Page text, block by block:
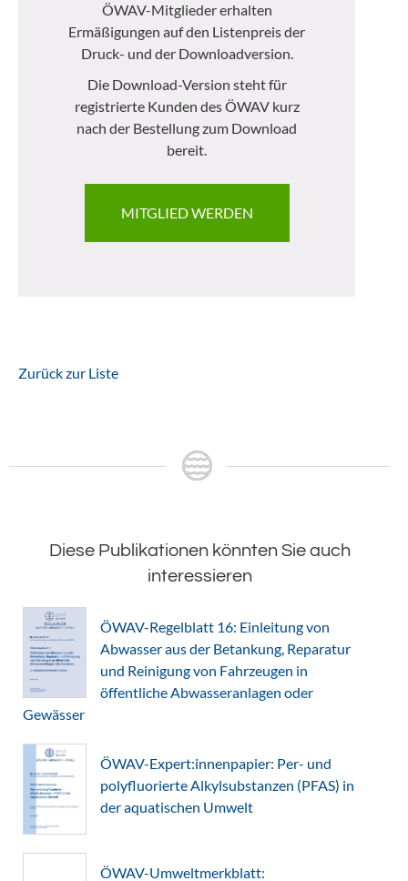
ÖWAV-Mitglieder erhalten
Ermäßigungen auf den Listenpreis der
Druck- und der Downloadversion.
Die Download-Version steht für
registrierte Kunden des ÖWAV kurz
nach der Bestellung zum Download
bereit.
MITGLIED WERDEN
Zurück zur Liste
Diese Publikationen könnten Sie auch
interessieren
ÖWAV-Regelblatt 16: Einleitung von
Abwasser aus der Betankung, Reparatur
und Reinigung von Fahrzeugen in
öffentliche Abwasseranlagen oder
Gewässer
ÖWAV-Expert:innenpapier: Per- und
polyfluorierte Alkylsubstanzen (PFAS) in
der aquatischen Umwelt
ÖWAV-Umweltmerkblatt: